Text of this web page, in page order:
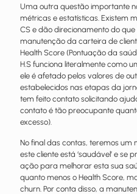
Uma outra questão importante
métricas e estatísticas. Existem
CS e dão direcionamento do
manutenção da carteira de
Health Score (Pontuação da
H.S funciona literalmente como
ele é afetado pelos valores de
estabelecidos nas etapas da
tem feito contato solicitando
contato é tão preocupante
excesso).
No final das contas, teremos um
este cliente está ‘saudável’ e
ação para melhorar esta sua
quanto menos o Health Score,
churn. Por conta disso, a